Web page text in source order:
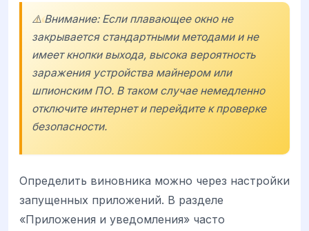
⚠️ Внимание: Если плавающее окно не
закрывается стандартными методами и не
имеет кнопки выхода, высока вероятность
заражения устройства майнером или
шпионским ПО. В таком случае немедленно
отключите интернет и перейдите к проверке
безопасности.
Определить виновника можно через настройки
запущенных приложений. В разделе
«Приложения и уведомления» часто